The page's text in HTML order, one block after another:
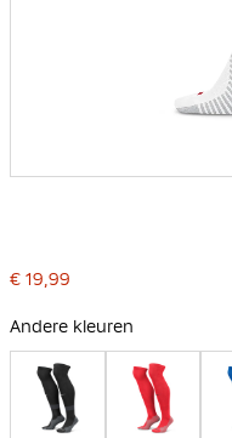
begin
de
€ 19,99
Andere kleuren